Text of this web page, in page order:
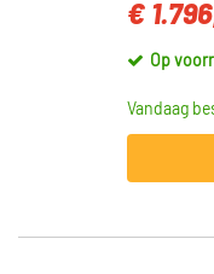
€
Op
Vandaag